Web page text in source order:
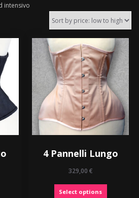
intensivo
4 Pannelli Lungo
329,00 €
Select options